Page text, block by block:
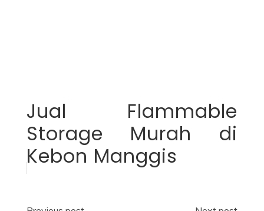
Jual Flammable
Storage Murah di
Kebon Manggis